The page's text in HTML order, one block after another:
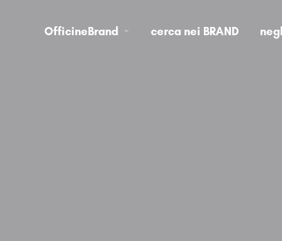
OfficineBrand cerca nei BRAND